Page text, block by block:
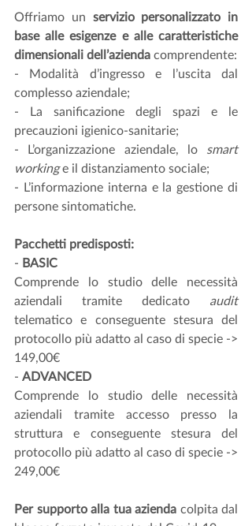
Offriamo un servizio personalizzato in
base alle esigenze e alle caratteristiche
dimensionali dell’azienda comprendente:
- Modalità d’ingresso e l’uscita dal
complesso aziendale;
- La sanificazione degli spazi e le
precauzioni igienico-sanitarie;
- L’organizzazione aziendale, lo smart
working e il distanziamento sociale;
- L’informazione interna e la gestione di
persone sintomatiche.
Pacchetti predisposti:
- BASIC
Comprende lo studio delle necessità
aziendali tramite dedicato audit
telematico e conseguente stesura del
protocollo più adatto al caso di specie ->
149,00€
- ADVANCED
Comprende lo studio delle necessità
aziendali tramite accesso presso la
struttura e conseguente stesura del
protocollo più adatto al caso di specie ->
249,00€
Per supporto alla tua azienda colpita dal